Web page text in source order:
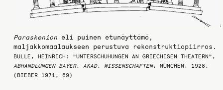
Paraskenioneli puinen etunäyttämö,
maljakkomaalaukseen perustuva rekonstruktiopiirros.
BULLE, HEINRICH: ”UNTERSCHUHUNGEN AN GRIECHISEN THEATERN”,
ABHANDLUNGEN BAYER. AKAD. WISSENSCHAFTEN, MÜNCHEN, 1928.
(BIEBER 1971, 69)